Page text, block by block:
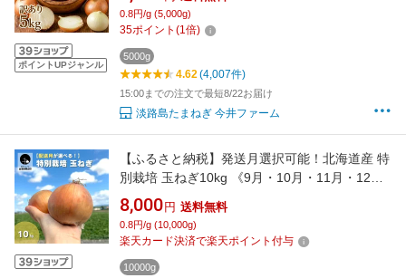
ポイントUPジャンル
0.8円/g (5,000g)
35ポイント (1倍)
5000g
4.62(4,007件)
15:00までの注文で最短8/22お届け
淡路島たまねぎ 今井ファーム
【ふるさと納税】発送月選択可能！北海道産 特
別栽培 玉ねぎ10kg 《9月・10月・11月・12
月・2027年1月発送》
8,000 円 送料無料
0.8円/g (10,000g)
楽天カード決済で楽天ポイント付与
10000g